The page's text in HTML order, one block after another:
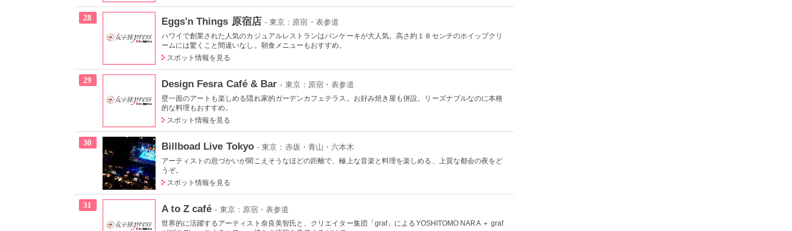
28 Eggs'n Things 原宿店 - 東京：原宿・表参道
ハワイで創業された人気のカジュアルレストランはパンケーキが大人気。高さ約１８センチのホイップクリ
ームには驚くこと間違いなし。朝食メニューもおすすめ。
スポット情報を見る
29 Design Fesra Café & Bar - 東京：原宿・表参道
壁一面のアートも楽しめる隠れ家的ガーデンカフェテラス。お好み焼き屋も併設。リーズナブルなのに本格
的な料理もおすすめ。
スポット情報を見る
30 Billboad Live Tokyo - 東京：赤坂・青山・六本木
アーティストの息づかいが聞こえそうなほどの距離で、極上な音楽と料理を楽しめる、上質な都会の夜をど
うぞ。
スポット情報を見る
31 A to Z café - 東京：原宿・表参道
世界的に活躍するアーティスト奈良美智氏と、クリエイター集団「graf」によるYOSHITOMO NARA ＋ graf